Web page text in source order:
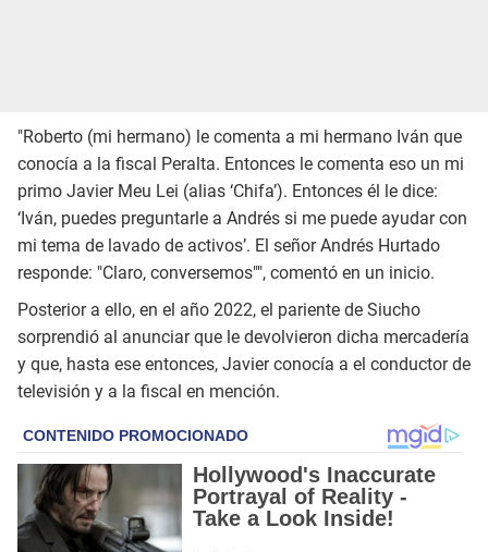
"Roberto (mi hermano) le comenta a mi hermano Iván que
conocía a la fiscal Peralta. Entonces le comenta eso un mi
primo Javier Meu Lei (alias ‘Chifa’). Entonces él le dice:
‘Iván, puedes preguntarle a Andrés si me puede ayudar con
mi tema de lavado de activos’. El señor Andrés Hurtado
responde: "Claro, conversemos"", comentó en un inicio.
Posterior a ello, en el año 2022, el pariente de Siucho
sorprendió al anunciar que le devolvieron dicha mercadería
y que, hasta ese entonces, Javier conocía a el conductor de
televisión y a la fiscal en mención.